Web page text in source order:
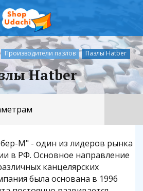
Производители пазлов Пазлы Hatber
Hatber
М" - один из лидеров рынка
в РФ. Основное направление
канцелярских
была основана в 1996